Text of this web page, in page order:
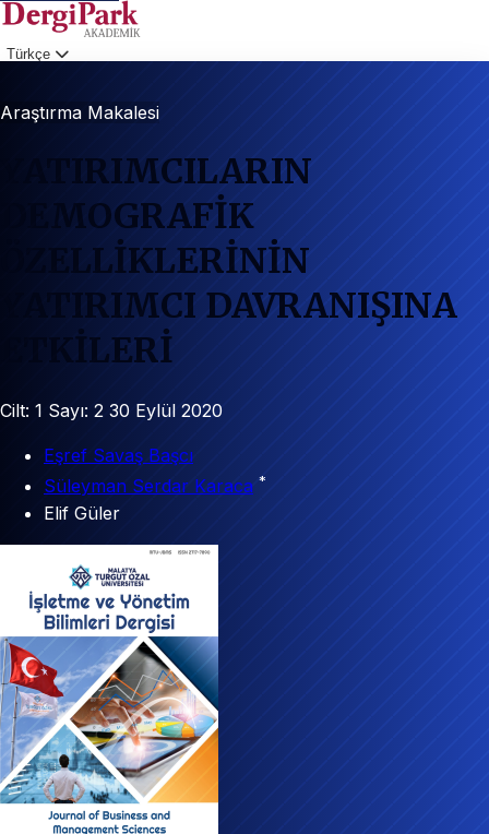
Türkçe
Araştırma Makalesi
YATIRIMCILARIN
DEMOGRAFİK
ÖZELLİKLERİNİN
YATIRIMCI DAVRANIŞINA
ETKİLERİ
Cilt: 1 Sayı: 2 30 Eylül 2020
Eşref Savaş Başcı
Süleyman Serdar Karaca *
Elif Güler